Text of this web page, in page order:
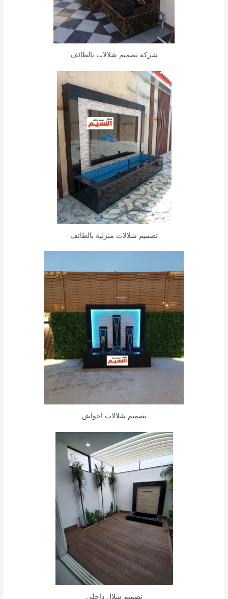
شركة تصميم شلالات بالطائف
تصميم شلالات منزلية بالطائف
تصميم شلالات احواش
تصميم شلال داخلي